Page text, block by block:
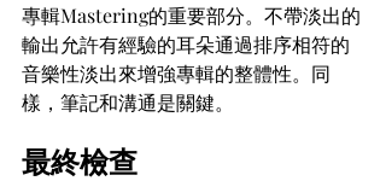
專輯Mastering的重要部分。不帶淡出的
輸出允許有經驗的耳朵通過排序相符的
音樂性淡出來增強專輯的整體性。同
樣，筆記和溝通是關鍵。
最終檢查